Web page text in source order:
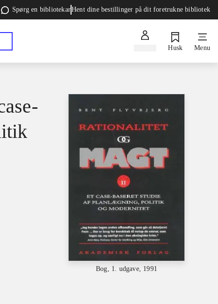
Spørg en bibliotekarHent dine bestillinger på dit foretrukne bibliotek
Husk Menu
Bog, 1. udgave, 1991